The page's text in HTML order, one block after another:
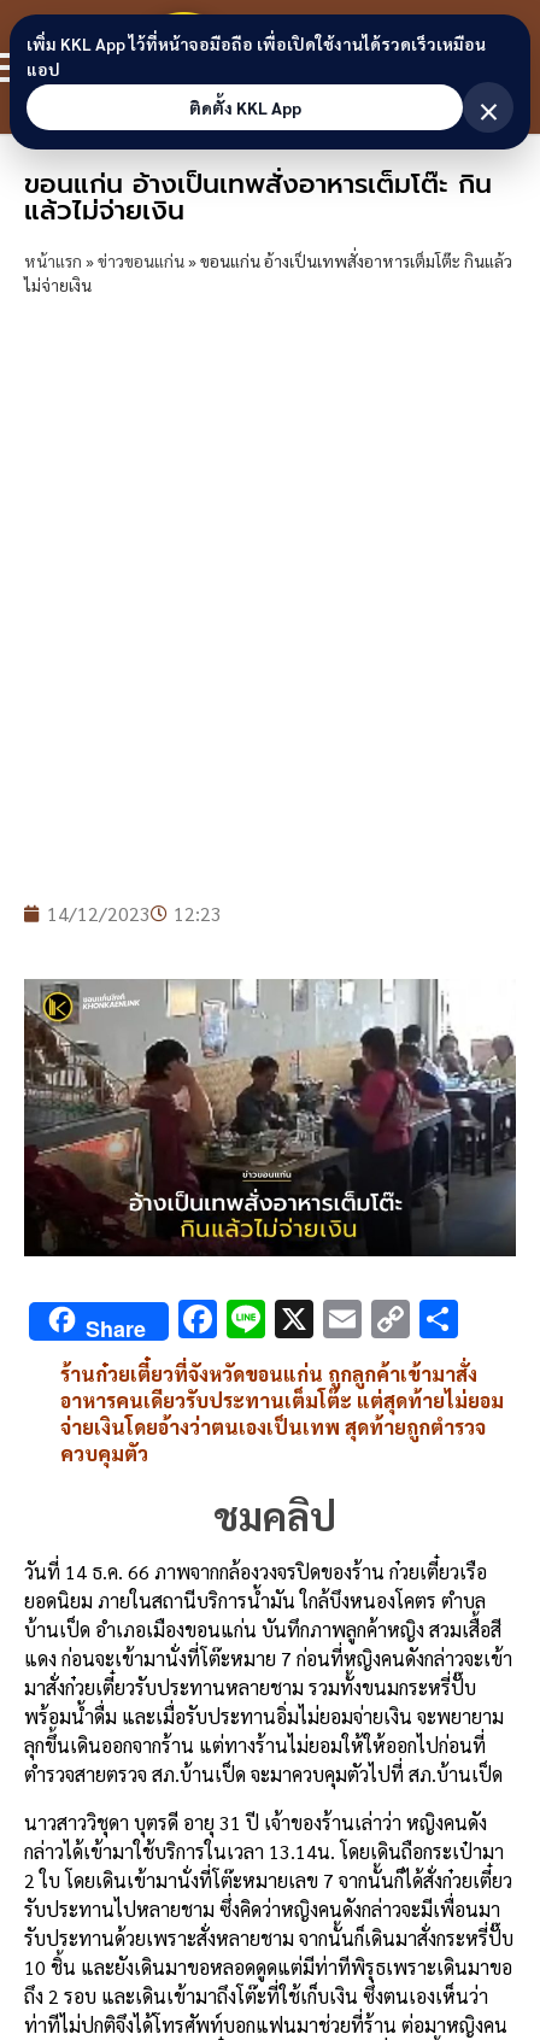
Skip to content
ขอนแก่น
ลิงก์
ขอนแก่น อ้างเป็นเทพสั่งอาหารเต็มโต๊ะ กิน
แล้วไม่จ่ายเงิน
หน้าแรก »ข่าวขอนแก่น»ขอนแก่น อ้างเป็นเทพสั่งอาหารเต็มโต๊ะ กินแล้ว
ไม่จ่ายเงิน
14/12/2023 12:23
Share F
ac
e
b
o
k
Li
n
e
X E
m
ai
l
C
o
py
Li
h
ar
e
ร้านก๋วยเตี๋ยวที่จังหวัดขอนแก่น ถูกลูกค้าเข้ามาสั่ง
อาหารคนเดียวรับประทานเต็มโต๊ะ แต่สุดท้ายไม่ยอม
จ่ายเงินโดยอ้างว่าตนเองเป็นเทพ สุดท้ายถูกตำรวจ
ควบคุมตัว
ชมคลิป
วันที่ 14 ธ.ค. 66 ภาพจากกล้องวงจรปิดของร้าน ก๋วยเตี๋ยวเรือ
ยอดนิยม ภายในสถานีบริการน้ำมัน ใกล้บึงหนองโคตร ตำบล
บ้านเป็ด อำเภอเมืองขอนแก่น บันทึกภาพลูกค้าหญิง สวมเสื้อสี
แดง ก่อนจะเข้ามานั่งที่โต๊ะหมาย 7 ก่อนที่หญิงคนดังกล่าวจะเข้า
มาสั่งก๋วยเตี๋ยวรับประทานหลายชาม รวมทั้งขนมกระหรี่ปั๊บ
พร้อมน้ำดื่ม และเมื่อรับประทานอิ่มไม่ยอมจ่ายเงิน จะพยายาม
ลุกขึ้นเดินออกจากร้าน แต่ทางร้านไม่ยอมให้ให้ออกไปก่อนที่
ตำรวจสายตรวจ สภ.บ้านเป็ด จะมาควบคุมตัวไปที่ สภ.บ้านเป็ด
นาวสาววิชุดา บุตรดี อายุ 31 ปี เจ้าของร้านเล่าว่า หญิงคนดัง
กล่าวได้เข้ามาใช้บริการในเวลา 13.14น. โดยเดินถือกระเป๋ามา
2 ใบ โดยเดินเข้ามานั่งที่โต๊ะหมายเลข 7 จากนั้นก็ได้สั่งก๋วยเตี๋ยว
รับประทานไปหลายชาม ซึ่งคิดว่าหญิงคนดังกล่าวจะมีเพื่อนมา
รับประทานด้วยเพราะสั่งหลายชาม จากนั้นก็เดินมาสั่งกระหรี่ปั๊บ
10 ชิ้น และยังเดินมาขอหลอดดูดแต่มีท่าทีพิรุธเพราะเดินมาขอ
ถึง 2 รอบ และเดินเข้ามาถึงโต๊ะที่ใช้เก็บเงิน ซึ่งตนเองเห็นว่า
ท่าทีไม่ปกติจึงได้โทรศัพท์บอกแฟนมาช่วยที่ร้าน ต่อมาหญิงคน
เพิ่ม KKL App ไว้ที่หน้าจอมือถือ เพื่อเปิดใช้งานได้รวดเร็วเหมือน
แอป
ติดตั้ง KKL App
×